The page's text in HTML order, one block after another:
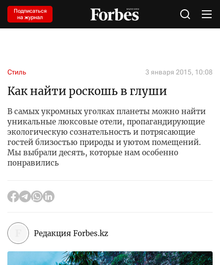
Подписаться
на журнал
Стиль 3 января 2015, 10:08
Как найти роскошь в глуши
В самых укромных уголках планеты можно найти
уникальные люксовые отели, пропагандирующие
экологическую сознательность и потрясающие
гостей близостью природы и уютом помещений.
Мы выбрали десять, которые нам особенно
понравились
Редакция Forbes.kz